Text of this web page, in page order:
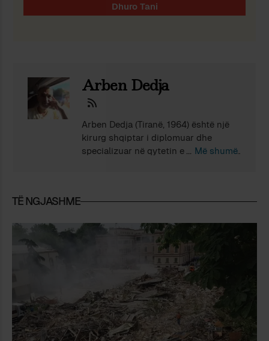
Arben Dedja
Arben Dedja (Tiranë, 1964) është një
kirurg shqiptar i diplomuar dhe
specializuar në qytetin e lindjes. Nga
e tij alternative ka botuar në Shqipëri
vëllime me poezi dhe gjashtë me
prozë të shkurtër. Ka botuar
gjithashtu edhe dhjetë libra me
përkthime nga italishtja dhe
anglishtja, gati ekskluzivisht libra
poetikë, nga Guido Cavalcanti e tëhu.
Më shumë
TË NGJASHME